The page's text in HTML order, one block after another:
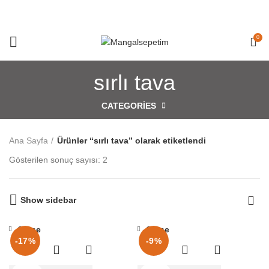
0
sırlı tava
CATEGORIES
Ana Sayfa
Ürünler “sırlı tava” olarak etiketlendi
Gösterilen sonuç sayısı: 2
Show sidebar
-17%
Close
-9%
Close